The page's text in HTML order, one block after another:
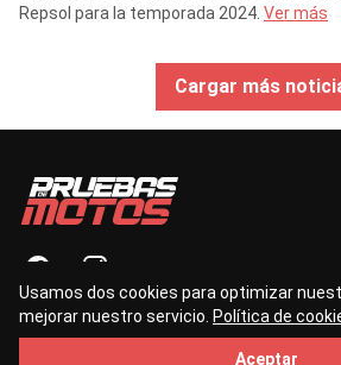
Repsol para la temporada 2024. Ver más
Cargar más
Usamos dos cookies para optimizar
mejorar nuestro servicio. Política de
Aceptar
contacto@pruebasdemotos.es